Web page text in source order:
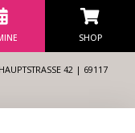
SHOP
42 | 69117 H